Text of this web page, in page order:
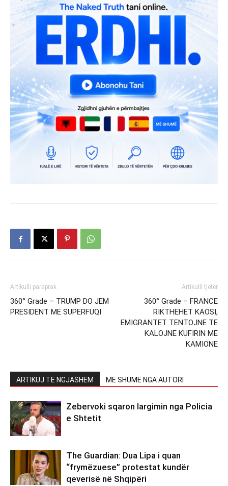
Artikulli paraprak
360° Grade – TRUMP DO JEM
PRESIDENT ME SUPERFUQI
Artikulli tjetër
360° Grade – FRANCE
RIKTHEHET KAOSI,
EMIGRANTET TENTOJNE TE
KALOJNE KUFIRIN ME
KAMIONE
ARTIKUJ TË NGJASHËM MË SHUMË NGA AUTORI
Zebervoki sqaron largimin nga Policia
e Shtetit
The Guardian: Dua Lipa i quan
“frymëzuese” protestat kundër
qeverisë në Shqipëri